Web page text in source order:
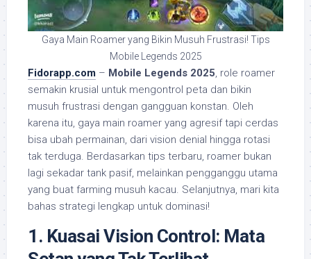
Gaya Main Roamer yang Bikin Musuh Frustrasi! Tips
Mobile Legends 2025
Fidorapp.com – Mobile Legends 2025, role roamer
semakin krusial untuk mengontrol peta dan bikin
musuh frustrasi dengan gangguan konstan. Oleh
karena itu, gaya main roamer yang agresif tapi cerdas
bisa ubah permainan, dari vision denial hingga rotasi
tak terduga. Berdasarkan tips terbaru, roamer bukan
lagi sekadar tank pasif, melainkan pengganggu utama
yang buat farming musuh kacau. Selanjutnya, mari kita
bahas strategi lengkap untuk dominasi!
1. Kuasai Vision Control: Mata